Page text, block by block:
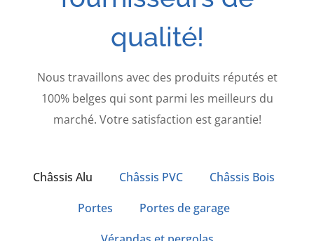
qualité!
Nous travaillons avec des produits réputés et
100% belges qui sont parmi les meilleurs du
marché. Votre satisfaction est garantie!
Châssis Alu Châssis PVC
Châssis Bois
Portes
Portes de garage